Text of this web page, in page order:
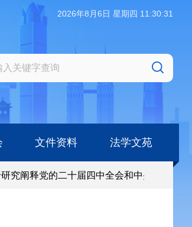
2026年8月6日 星期四 11:30:32
文件资料 法学文苑
阐释党的二十届四中全会和中央全面依法